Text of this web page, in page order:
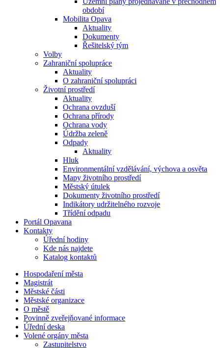
období
Mobilita Opava
Aktuality
Dokumenty
Řešitelský tým
Volby
Zahraniční spolupráce
Aktuality
O zahraniční spolupráci
Životní prostředí
Aktuality
Ochrana ovzduší
Ochrana přírody
Ochrana vody
Údržba zeleně
Odpady
Aktuality
Hluk
Environmentální vzdělávání, výchova a osvěta
Mapy životního prostředí
Městský útulek
Dokumenty životního prostředí
Indikátory udržitelného rozvoje
Třídění odpadu
Portál Opavana
Kontakty
Úřední hodiny
Kde nás najdete
Katalog kontaktů
Hospodaření města
Magistrát
Městské části
Městské organizace
O městě
Povinně zveřejňované informace
Úřední deska
Volené orgány města
Zastupitelstvo